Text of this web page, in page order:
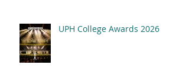
UPH College Awards 2026